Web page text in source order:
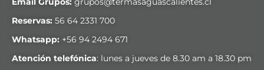
Reservas: 56 64 2331 700
Whatsapp: +56 94 2494 671
Atención telefónica: lunes a jueves de 8.30 am a 18.30 pm